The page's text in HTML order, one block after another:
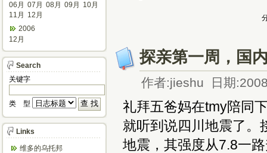
探亲第一周，国
作者:jieshu 日期
礼拜五爸妈在tmy陪同
就听到说四川地震了。
地震，其强度从7.8一
06月 07月 08月 09月
10月
11月
12月
2006
12月
Search
关键字
类 型
Links
维多的乌托邦